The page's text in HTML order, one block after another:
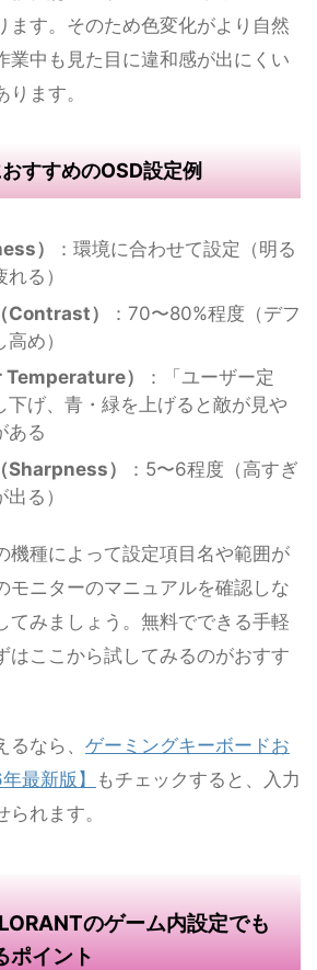
ます。そのため色変化がより自然
業中も見た目に違和感が出にくい
ます。
すすめのOSD設定例
）
：環境に合わせて設定（明る
る）
Contrast）
：70〜80%程度（デフ
め）
）
：「ユーザー定
下げ、青・緑を上げると敵が見や
ある
Sharpness）
：5〜6程度（高すぎ
る）
機種によって設定項目名や範囲が
モニターのマニュアルを確認しな
てみましょう。無料でできる手軽
はここから試してみるのがおすす
なら、 ゲーミングキーボードお
最新版】
もチェックすると、入力
れます。
のゲーム内設定でも
ポイント